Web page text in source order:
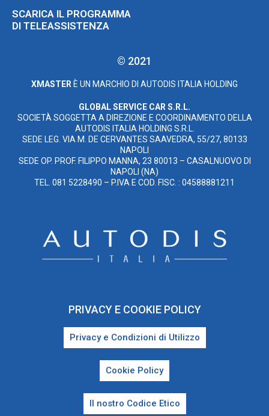
SCARICA IL PROGRAMMA
DI TELEASSISTENZA
© 2021
XMASTER È UN MARCHIO DI AUTODIS ITALIA HOLDING
GLOBAL SERVICE CAR S.R.L.
SOCIETÀ SOGGETTA A DIREZIONE E COORDINAMENTO DELLA
AUTODIS ITALIA HOLDING S.R.L.
SEDE LEG. VIA M. DE CERVANTES SAAVEDRA, 55/27, 80133
NAPOLI
SEDE OP. PROF. FILIPPO MANNA, 23 80013 – CASALNUOVO DI
NAPOLI (NA)
TEL. 081 5228490 – P.IVA E COD. FISC. : 04588881211
PRIVACY E COOKIE POLICY
Privacy e Condizioni di Utilizzo
Cookie Policy
Il nostro Codice Etico